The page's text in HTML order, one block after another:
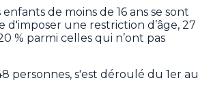
de moins de 16 ans se sont
d'imposer une restriction d’âge, 27
% parmi celles qui n’ont pas
personnes, s'est déroulé du 1er au